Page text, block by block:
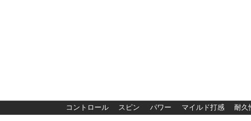
コントロール スピン パワー マイルド打感 耐久